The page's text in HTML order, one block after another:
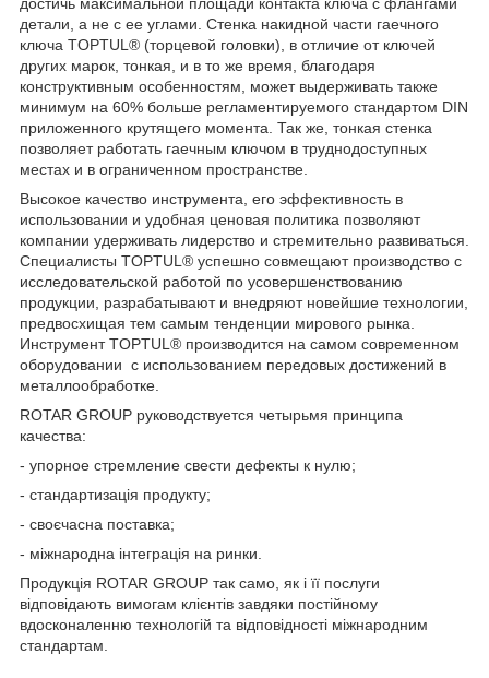
детали, а не с ее углами. Стенка накидной части гаечного
ключа TOPTUL® (торцевой головки), в отличие от ключей
других марок, тонкая, и в то же время, благодаря
конструктивным особенностям, может выдерживать также
минимум на 60% больше регламентируемого стандартом DIN
приложенного крутящего момента. Так же, тонкая стенка
позволяет работать гаечным ключом в труднодоступных
местах и в ограниченном пространстве.
Высокое качество инструмента, его эффективность в
использовании и удобная ценовая политика позволяют
компании удерживать лидерство и стремительно развиваться.
Специалисты TOPTUL® успешно совмещают производство с
исследовательской работой по усовершенствованию
продукции, разрабатывают и внедряют новейшие технологии,
предвосхищая тем самым тенденции мирового рынка.
Инструмент TOPTUL® производится на самом современном
оборудовании с использованием передовых достижений в
металлообработке.
ROTAR GROUP руководствуется четырьмя принципа
качества:
- упорное стремление свести дефекты к нулю;
- стандартизація продукту;
- своєчасна поставка;
- міжнародна інтеграція на ринки.
Продукція ROTAR GROUP так само, як і її послуги
відповідають вимогам клієнтів завдяки постійному
вдосконаленню технологій та відповідності міжнародним
стандартам.